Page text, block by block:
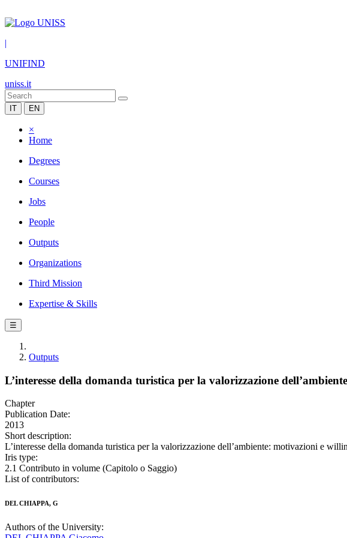
|
UNIFIND
uniss.it
IT EN
×
Home
Degrees
Courses
Jobs
People
Outputs
Organizations
Third Mission
Expertise & Skills
☰
Outputs
L’interesse della domanda turistica per la valorizzazione
Chapter
Publication Date:
2013
Short description:
L’interesse della domanda turistica per la valorizzazione dell’ambiente: motivazioni e
Iris type:
2.1 Contributo in volume (Capitolo o Saggio)
List of contributors:
DEL CHIAPPA, G
Authors of the University: